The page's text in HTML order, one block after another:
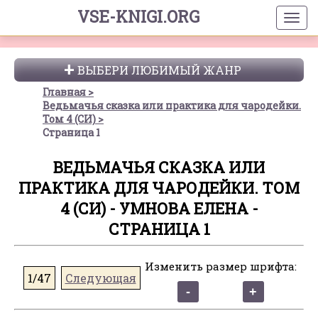
VSE-KNIGI.ORG
ВЫБЕРИ ЛЮБИМЫЙ ЖАНР
Главная
Ведьмачья сказка или практика для чародейки.
Том 4 (СИ)
Страница 1
ВЕДЬМАЧЬЯ СКАЗКА ИЛИ
ПРАКТИКА ДЛЯ ЧАРОДЕЙКИ. ТОМ
4 (СИ) - УМНОВА ЕЛЕНА -
СТРАНИЦА 1
1/47 Следующая
Изменить размер шрифта: